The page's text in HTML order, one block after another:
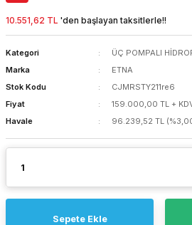
10.551,62 TL 'den başlayan taksitlerle!!
Kategori
ÜÇ POMPALI
Marka
ETNA
Stok Kodu
CJMRSTY211re6
Fiyat
159.000,00 TL +
Havale
96.239,52 TL
Sepete Ekle